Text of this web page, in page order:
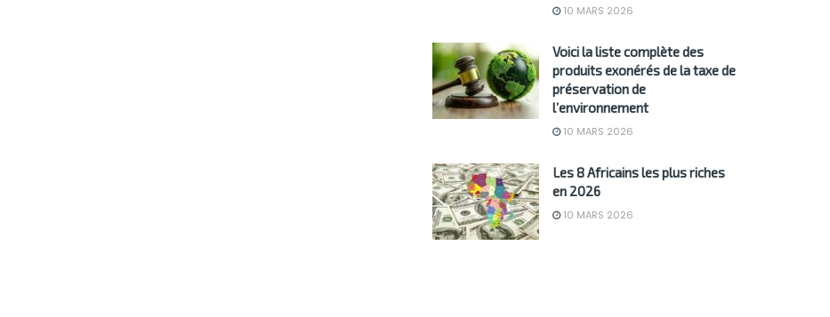
10 MARS 2026
Voici la liste complète des
produits exonérés de la taxe de
préservation de
l’environnement
10 MARS 2026
Les 8 Africains les plus riches
en 2026
10 MARS 2026